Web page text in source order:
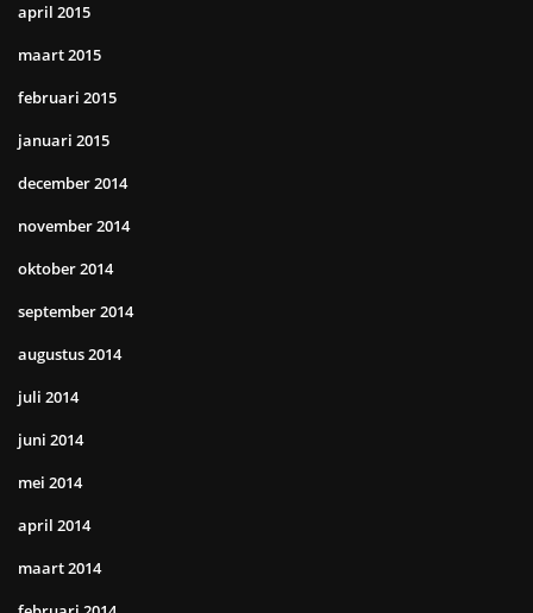
april 2015
maart 2015
februari 2015
januari 2015
december 2014
november 2014
oktober 2014
september 2014
augustus 2014
juli 2014
juni 2014
mei 2014
april 2014
maart 2014